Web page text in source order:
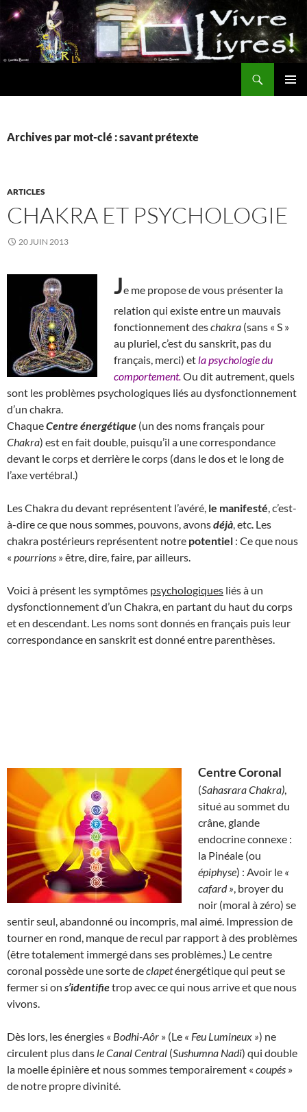
Aller
au
contenu
Archives par mot-clé : savant prétexte
ARTICLES
CHAKRA ET PSYCHOLOGIE
20 JUIN 2013
Je me propose de vous présenter la
relation qui existe entre un mauvais
fonctionnement deschakra (sans « S »
au pluriel, c’est du sanskrit, pas du
français, merci) et la psychologie du
comportement. Ou dit autrement, quels
sont les problèmes psychologiques liés au dysfonctionnement
d’un chakra.
ChaqueCentre énergétique (un des noms français pour
Chakra) est en fait double, puisqu’il a une correspondance
devant le corps et derrière le corps (dans le dos et le long de
l’axe vertébral.)
Les Chakra du devant représentent l’avéré, le manifesté , c’est-
à-dire ce que nous sommes, pouvons, avonsdéjà , etc. Les
chakra postérieurs représentent notre potentiel : Ce que nous
« pourrions » être, dire, faire, par ailleurs.
Voici à présent les symptômes psychologiques liés à un
dysfonctionnement d’un Chakra, en partant du haut du corps
et en descendant. Les noms sont donnés en français puis leur
correspondance en sanskrit est donné entre parenthèses.
Centre Coronal
(Sahasrara Chakra)
situé au sommet du
crâne, glande
endocrine connexe :
la Pinéale (ou
épiphyse) : Avoir le «
cafard » , broyer du
noir (moral à zéro) se
sentir seul, abandonné ou incompris, mal aimé. Impression de
tourner en rond, manque de recul par rapport à des problèmes
(être totalement immergé dans ses problèmes.) Le centre
coronal possède une sorte declapeténergétique qui peut se
fermer si on s’identifietrop avec ce qui nous arrive et que nous
vivons.
Dès lors, les énergies « Bodhi-Aôr » (Le « Feu Lumineux ») ne
circulent plus dans le Canal Central (Sushumna Nadi) qui double
la moelle épinière et nous sommes temporairement « coupés »
de notre propre divinité.